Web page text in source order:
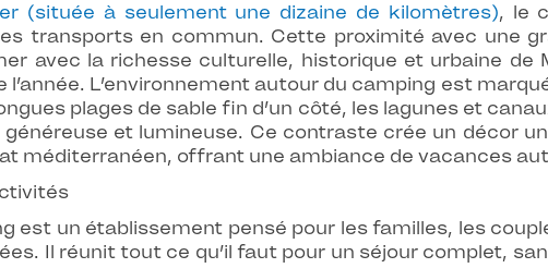
(située à seulement une dizaine de kilomètres), le
transports en commun. Cette proximité avec une
avec la richesse culturelle, historique et urbaine de
L’environnement autour du camping est
plages de sable fin d’un côté, les lagunes et
et lumineuse. Ce contraste crée un décor
méditerranéen, offrant une ambiance de vacances
est un établissement pensé pour les familles, les
Il réunit tout ce qu’il faut pour un séjour complet,